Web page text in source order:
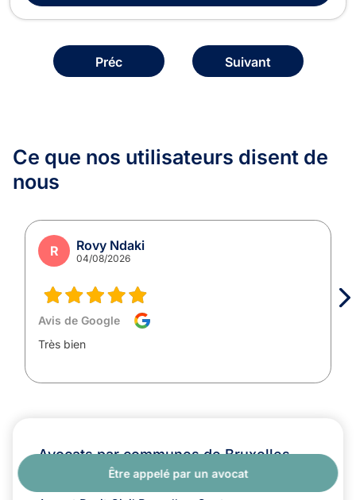
Être appelé par un avocat
Préc Suivant
Ce que nos utilisateurs disent de
nous
R Rovy Ndaki
04/08/2026
Avis de Google
Très bien
Avocats par communes de Bruxelles